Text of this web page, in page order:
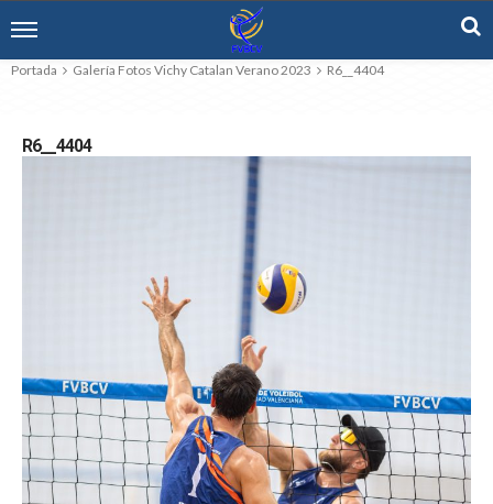
Portada Galería Fotos Vichy Catalan Verano 2023 R6__4404
R6__4404